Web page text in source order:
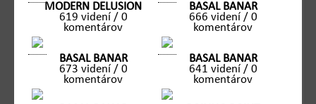
MODERN DELUSION
619 videní / 0
komentárov
BASAL BANAR
666 videní / 0
komentárov
BASAL BANAR
673 videní / 0
komentárov
BASAL BANAR
641 videní / 0
komentárov